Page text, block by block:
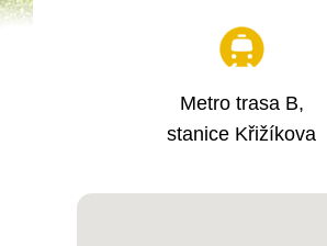
Metro trasa B,
stanice Křižíkova